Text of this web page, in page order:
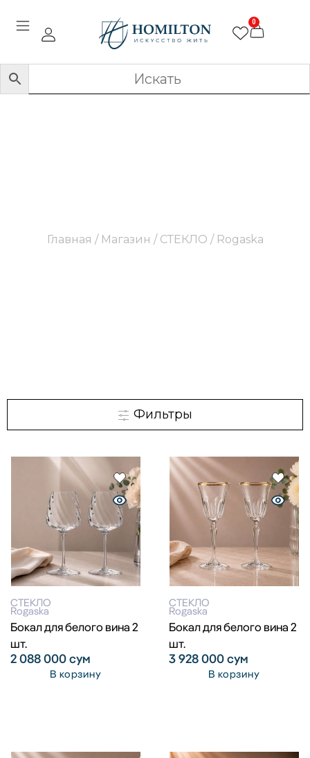
0
Главная / Магазин / СТЕКЛО / Rogaska
Фильтры
СТЕКЛО
Rogaska
Бокал для белого вина 2
шт.
2 088 000сум
В корзину
СТЕКЛО
Rogaska
Бокал для белого вина 2
шт.
3 928 000сум
В корзину